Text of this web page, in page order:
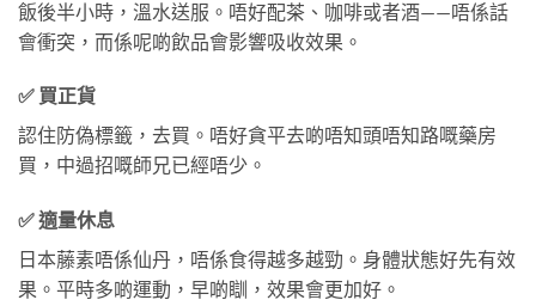
飯後半小時，溫水送服。唔好配茶、咖啡或者酒——唔係話
會衝突，而係呢啲飲品會影響吸收效果。
✅ 買正貨
認住防偽標籤，去買。唔好貪平去啲唔知頭唔知路嘅藥房
買，中過招嘅師兄已經唔少。
✅ 適量休息
日本藤素唔係仙丹，唔係食得越多越勁。身體狀態好先有效
果。平時多啲運動，早啲瞓，效果會更加好。